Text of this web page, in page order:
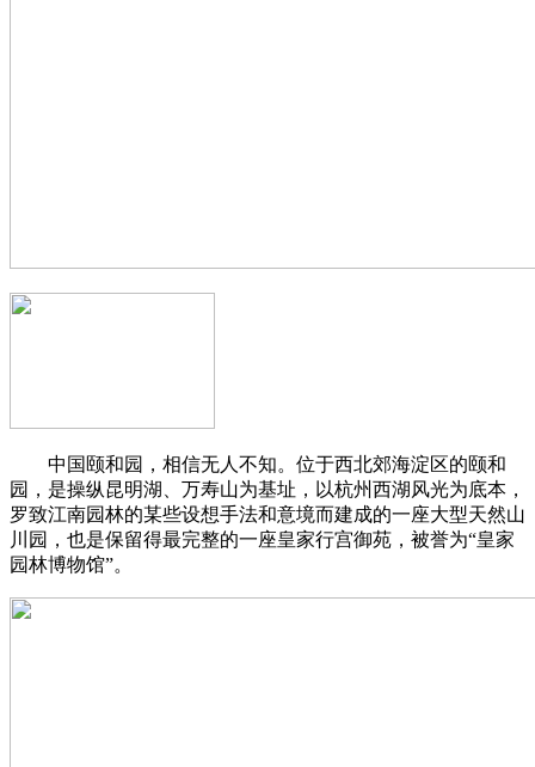
中国颐和园，相信无人不知。位于西北郊海淀区的颐和
园，是操纵昆明湖、万寿山为基址，以杭州西湖风光为底本，
罗致江南园林的某些设想手法和意境而建成的一座大型天然山
川园，也是保留得最完整的一座皇家行宫御苑，被誉为“皇家
园林博物馆”。